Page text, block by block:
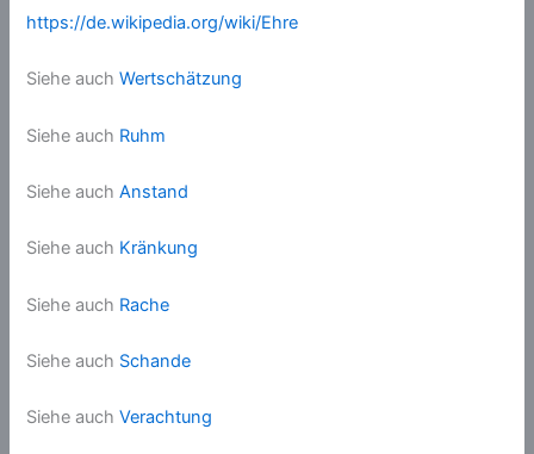
https://de.wikipedia.org/wiki/Ehre
Siehe auchWertschätzung
Siehe auch Ruhm
Siehe auchAnstand
Siehe auch Kränkung
Siehe auch Rache
Siehe auch Schande
Siehe auchVerachtung